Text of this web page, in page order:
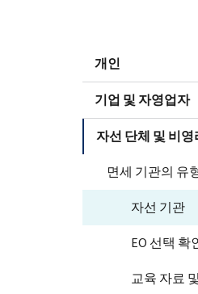
개인
기업 및 자영업자
자선 단체 및 비영
면세 기관의 유
자선 기관
EO 선택 확
교육 자료